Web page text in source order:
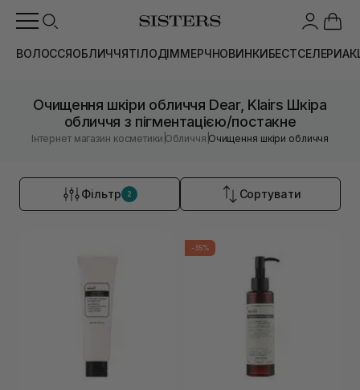
ВОЛОССЯОБЛИЧЧЯТІЛОДІММЕРЧНОВИНКИБЕСТСЕЛЕРИ
Очищення шкіри обличчя Dear, Klairs Шкіра
обличчя з пігментацією/постакне
Інтернет магазин косметики |Обличчя |Очищення шкіри обличчя
Фільтр 2 Сортувати
-35%